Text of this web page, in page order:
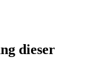
dieser